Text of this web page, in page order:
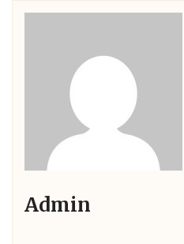
Admin